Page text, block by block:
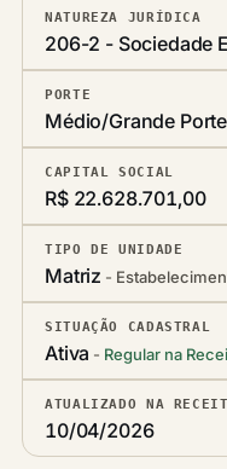
NATUREZA JURÍDICA
206-2 - Sociedade
PORTE
Médio/Grande Porte
CAPITAL SOCIAL
R$ 22.628.701,00
TIPO DE UNIDADE
Matriz
SITUAÇÃO CADASTRAL
Ativa Regular na
ATUALIZADO NA
10/04/2026